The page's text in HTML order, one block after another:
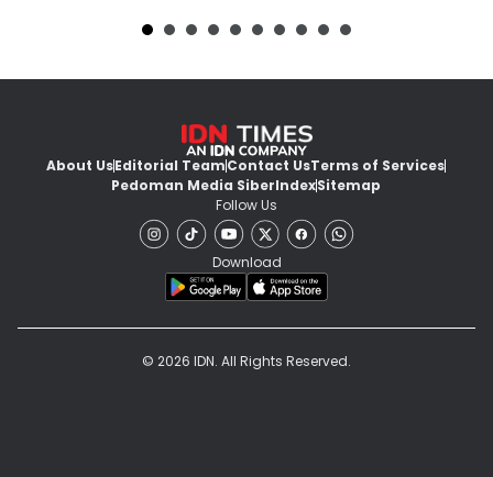
About UsEditorial TeamContact UsTerms of Services
Pedoman Media SiberIndexSitemap
Follow Us
Download
© 2026 IDN. All Rights Reserved.